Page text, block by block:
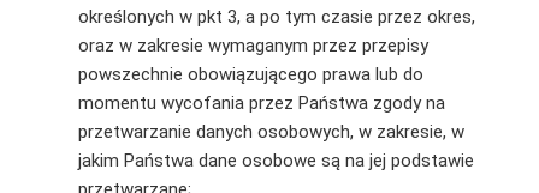
określonych w pkt 3, a po tym czasie przez okres,
oraz w zakresie wymaganym przez przepisy
powszechnie obowiązującego prawa lub do
momentu wycofania przez Państwa zgody na
przetwarzanie danych osobowych, w zakresie, w
jakim Państwa dane osobowe są na jej podstawie